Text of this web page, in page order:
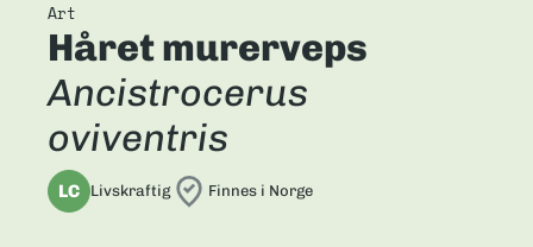
Art
Håret murerveps
Ancistrocerus
oviventris
LC Livskraftig Finnes i Norge